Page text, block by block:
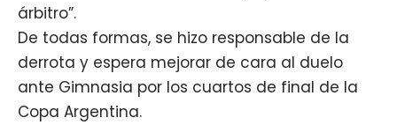
árbitro”.
De todas formas, se hizo responsable de la
derrota y espera mejorar de cara al duelo
ante Gimnasia por los cuartos de final de la
Copa Argentina.